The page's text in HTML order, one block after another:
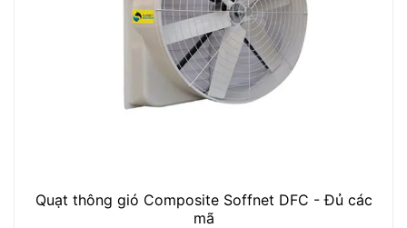
Quạt thông gió Composite Soffnet DFC - Đủ các
mã